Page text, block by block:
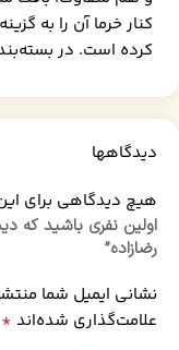
کنار خرما آن را به
کرده است. در
دیدگاهها
هیچ دیدگاهی برای
اولین نفری باشید که
رضازاده”
نشانی ایمیل شما
علامت‌گذاری شده‌اند *